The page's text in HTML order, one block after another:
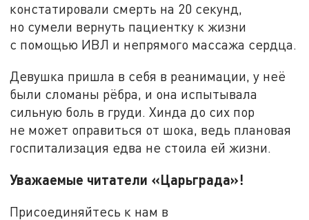
констатировали смерть на 20 секунд,
но сумели вернуть пациентку к жизни
с помощью ИВЛ и непрямого массажа сердца.
Девушка пришла в себя в реанимации, у неё
были сломаны рёбра, и она испытывала
сильную боль в груди. Хинда до сих пор
не может оправиться от шока, ведь плановая
госпитализация едва не стоила ей жизни.
Уважаемые читатели «Царьграда»!
Присоединяйтесь к нам в